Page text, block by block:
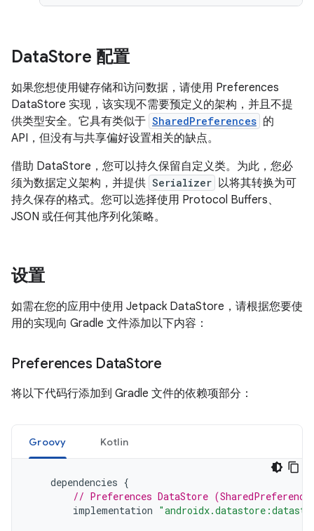
DataStore 配置
如果您想使用键存储和访问数据，请使用 Preferences
DataStore 实现，该实现不需要预定义的架构，并且不提
供类型安全。它具有类似于 SharedPreferences 的
API，但没有与共享偏好设置相关的缺点。
借助 DataStore，您可以持久保留自定义类。为此，您必
须为数据定义架构，并提供 Serializer 以将其转换为可
持久保存的格式。您可以选择使用 Protocol Buffers、
JSON 或任何其他序列化策略。
设置
如需在您的应用中使用 Jetpack DataStore，请根据您要使
用的实现向 Gradle 文件添加以下内容：
Preferences DataStore
将以下代码行添加到 Gradle 文件的依赖项部分：
Groovy Kotlin
dependencies {
// Preferences DataStore
implementation